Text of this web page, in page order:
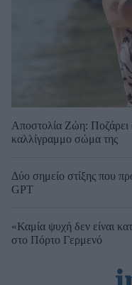
Αποστολία Ζώη: Ποζάρει
καλλίγραμμο σώμα της
Δύο σημείο στίξης που
GPT
«Καμία ψυχή δεν είναι
στο Πόρτο Γερμενό